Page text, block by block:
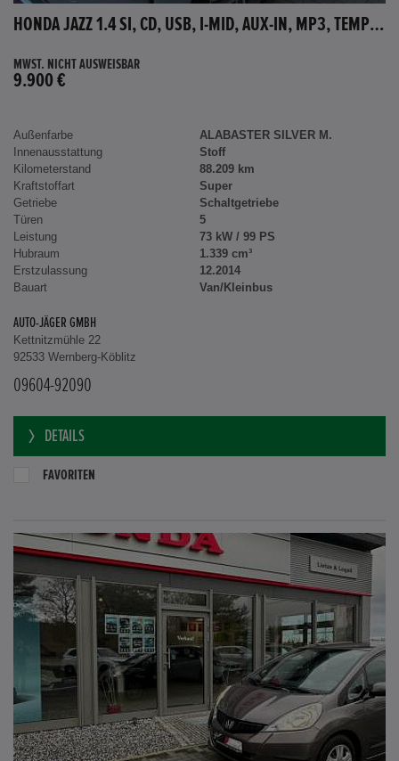
HONDA JAZZ 1.4 SI, CD, USB, I-MID, AUX-IN, MP3, TEMPOMAT
MWST. NICHT AUSWEISBAR
9.900 €
Außenfarbe
ALABASTER SILVER M.
Innenausstattung
Stoff
Kilometerstand
88.209 km
Kraftstoffart
Super
Getriebe
Schaltgetriebe
Türen
5
Leistung
73 kW / 99 PS
Hubraum
1.339 cm³
Erstzulassung
12.2014
Bauart
Van/Kleinbus
AUTO-JÄGER GMBH
Kettnitzmühle 22
92533 Wernberg-Köblitz
09604-92090
DETAILS
FAVORITEN